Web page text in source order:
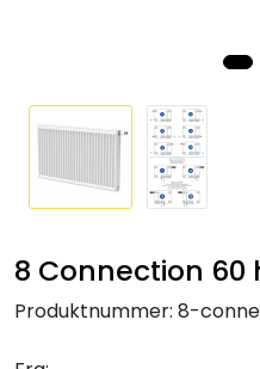
8 Connection 60
Produktnummer: 8-
Planfront radiatorer
Rør
Elektrokjeler